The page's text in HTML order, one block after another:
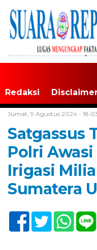
Redaksi
Jumat, 9 Agustus 2024 -
Satgassus
Polri
Irigasi
Sumatera